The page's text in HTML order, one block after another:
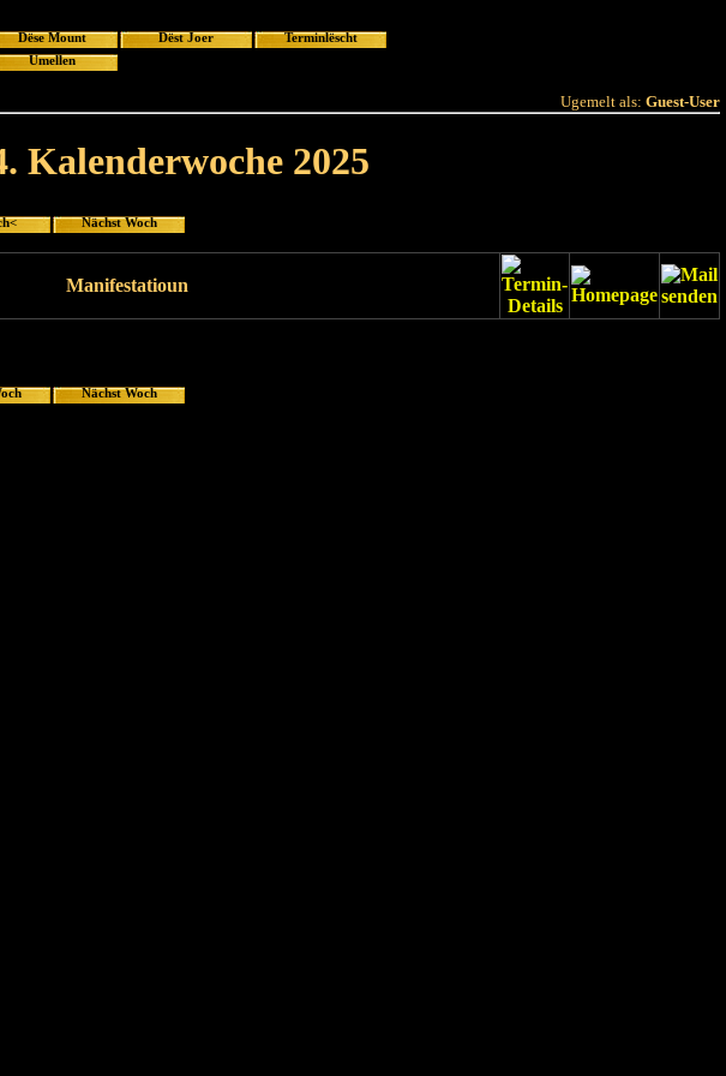
Dëse Mount Dëst Joer
Terminlëscht
Umellen
Ugemelt als: Guest-User
Kalenderwoche 2025
Nächst Woch
Manifestatioun
Nächst Woch